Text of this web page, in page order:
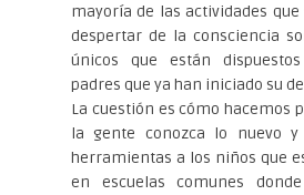
mayoría de las actividades
despertar de la consciencia
únicos que están
padres que ya han iniciado su
La cuestión es cómo hacemos
la gente conozca lo nuevo
herramientas a los niños que
en escuelas comunes